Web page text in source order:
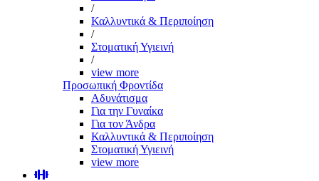
/
Καλλυντικά & Περιποίηση
/
Στοματική Υγιεινή
/
view more
Προσωπική Φροντίδα
Αδυνάτισμα
Για την Γυναίκα
Για τον Άνδρα
Καλλυντικά & Περιποίηση
Στοματική Υγιεινή
view more